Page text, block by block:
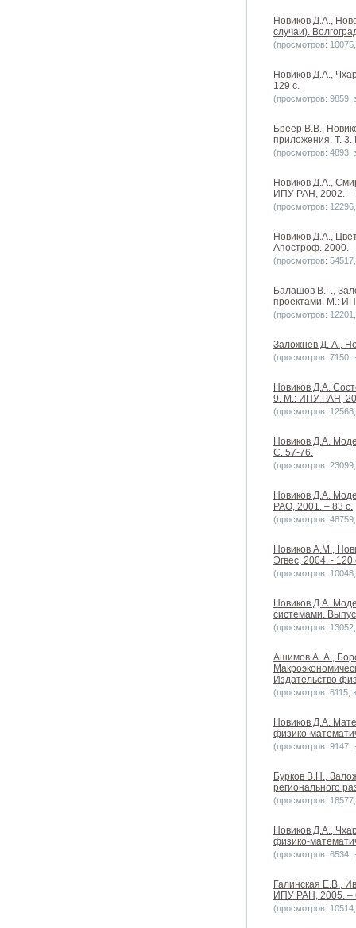
Новиков Д.А.,
случаи).
(просмотров:
Новиков Д.А.,
129 с.
(просмотров: 9859,
Бреер В.В.,
приложения. Т.
(просмотров: 4893,
Новиков Д.А.,
ИПУ РАН, 2002. –
(просмотров:
Новиков Д.А.,
Апостроф. 2000. -
(просмотров:
Балашов В.Г.,
проектами. М.:
(просмотров:
Заложнев Д. А.,
(просмотров: 7150,
Новиков Д.А.
9. М.: ИПУ РАН,
(просмотров:
Новиков Д.А.
С. 57-76.
(просмотров:
Новиков Д.А.
РАО, 2001. – 83 с.
(просмотров:
Новиков А.М.,
Эгвес, 2004. - 120
(просмотров:
Новиков Д.А.
системами.
(просмотров:
Ашимов А. А.,
Издательство
(просмотров: 6115,
Новиков Д.А.
физико-
(просмотров: 9147,
Бурков В.Н.,
регионального
(просмотров:
Новиков Д.А.,
физико-
(просмотров: 6534,
Галинская Е.В.,
ИПУ РАН, 2005. –
(просмотров: